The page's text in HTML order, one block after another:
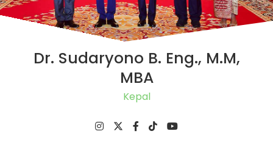
Dr. Sudaryono B. Eng., M.M,
MBA
Ketua